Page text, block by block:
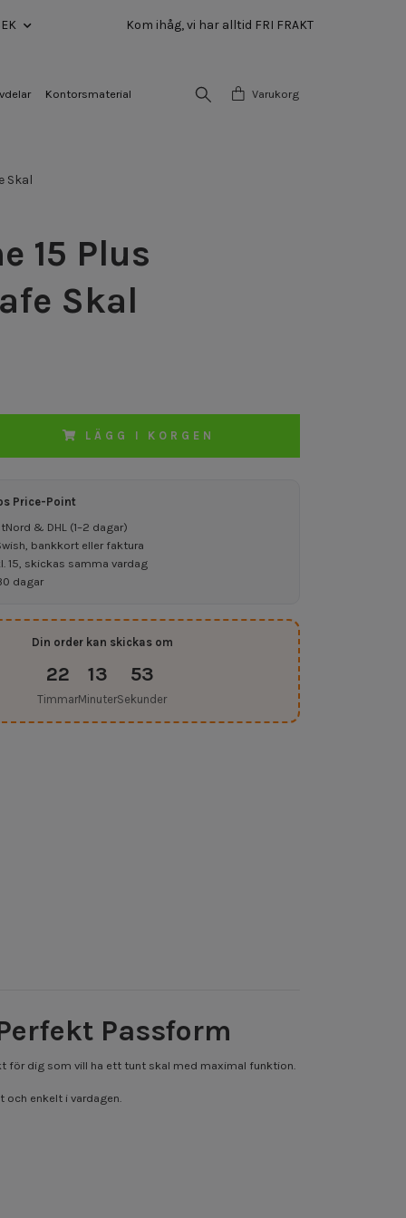
Kom ihåg, vi har alltid FRI FRAKT
Kontorsmaterial Varukorg
Skal
15 Plus
Skal
LÄGG I KORGEN
Price-Point
& DHL (1–2 dagar)
bankkort eller faktura
15, skickas samma vardag
dagar
Din order kan skickas om
22
Timmar
13
Minuter
52
Sekunder
Passform
för dig som vill ha ett tunt skal med maximal funktion.
enkelt i vardagen.